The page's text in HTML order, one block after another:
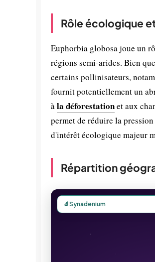
Rôle écologique
Euphorbia globosa joue un
régions semi-arides. Bien
certains pollinisateurs,
fournit potentiellement un
àla déforestationet aux
permet de réduire la
d'intérêt écologique majeur
Répartition